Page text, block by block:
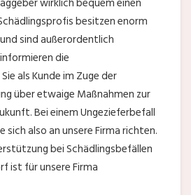
besitzen enorm
sind außerordentlich
die
als Kunde im Zuge der
über etwaige Maßnahmen zur
Bei einem Ungezieferbefall
sich also an unsere Firma richten.
bei Schädlingsbefällen
ist für unsere Firma